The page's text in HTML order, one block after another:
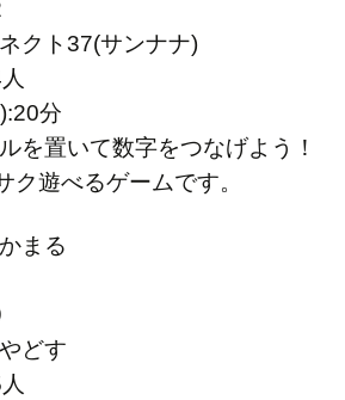
クト37(サンナナ)
分
を置いて数字をつなげよう！
ク遊べるゲームです。
まる
どす